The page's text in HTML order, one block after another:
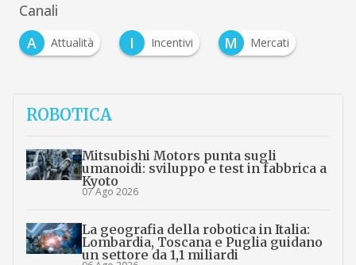
Canali
A
Attualità I Incentivi M Mercati
ROBOTICA
Mitsubishi Motors punta sugli
umanoidi: sviluppo e test in fabbrica a
Kyoto
07 Ago 2026
La geografia della robotica in Italia:
Lombardia, Toscana e Puglia guidano
un settore da 1,1 miliardi